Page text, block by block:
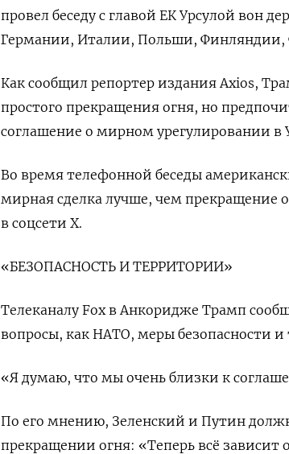
провел беседу с главой ЕК Урсулой вон
Германии, Италии, Польши, Финляндии,
Как сообщил репортер издания Axios,
простого прекращения огня, но
соглашение о мирном урегулировании в
Во время телефонной беседы
мирная сделка лучше, чем прекращение
в соцсети Х.
«БЕЗОПАСНОСТЬ И ТЕРРИТОРИИ»
Телеканалу Fox в Анкоридже Трамп
вопросы, как НАТО, меры безопасности и
«Я думаю, что мы очень близки к
По его мнению, Зеленский и Путин
прекращении огня: «Теперь всё зависит